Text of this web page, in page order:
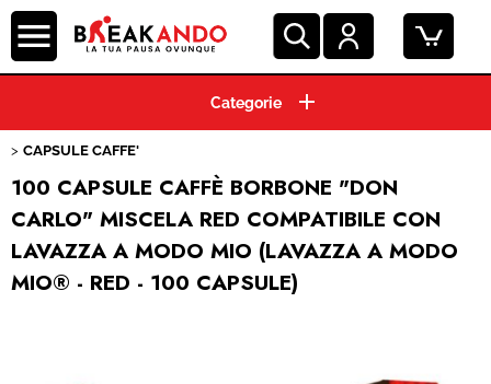
HOME
GRANI E MACINATO
MACCHINE ESPRESSO
CAPSULE CAFFE'
100 CAPSULE CAFFÈ BORBONE "DON
CARLO" MISCELA RED COMPATIBILE CON
LAVAZZA A MODO MIO (LAVAZZA A MODO
MIO® - RED - 100 CAPSULE)